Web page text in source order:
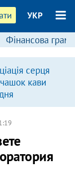
УКР
Фінансова
серця
кави